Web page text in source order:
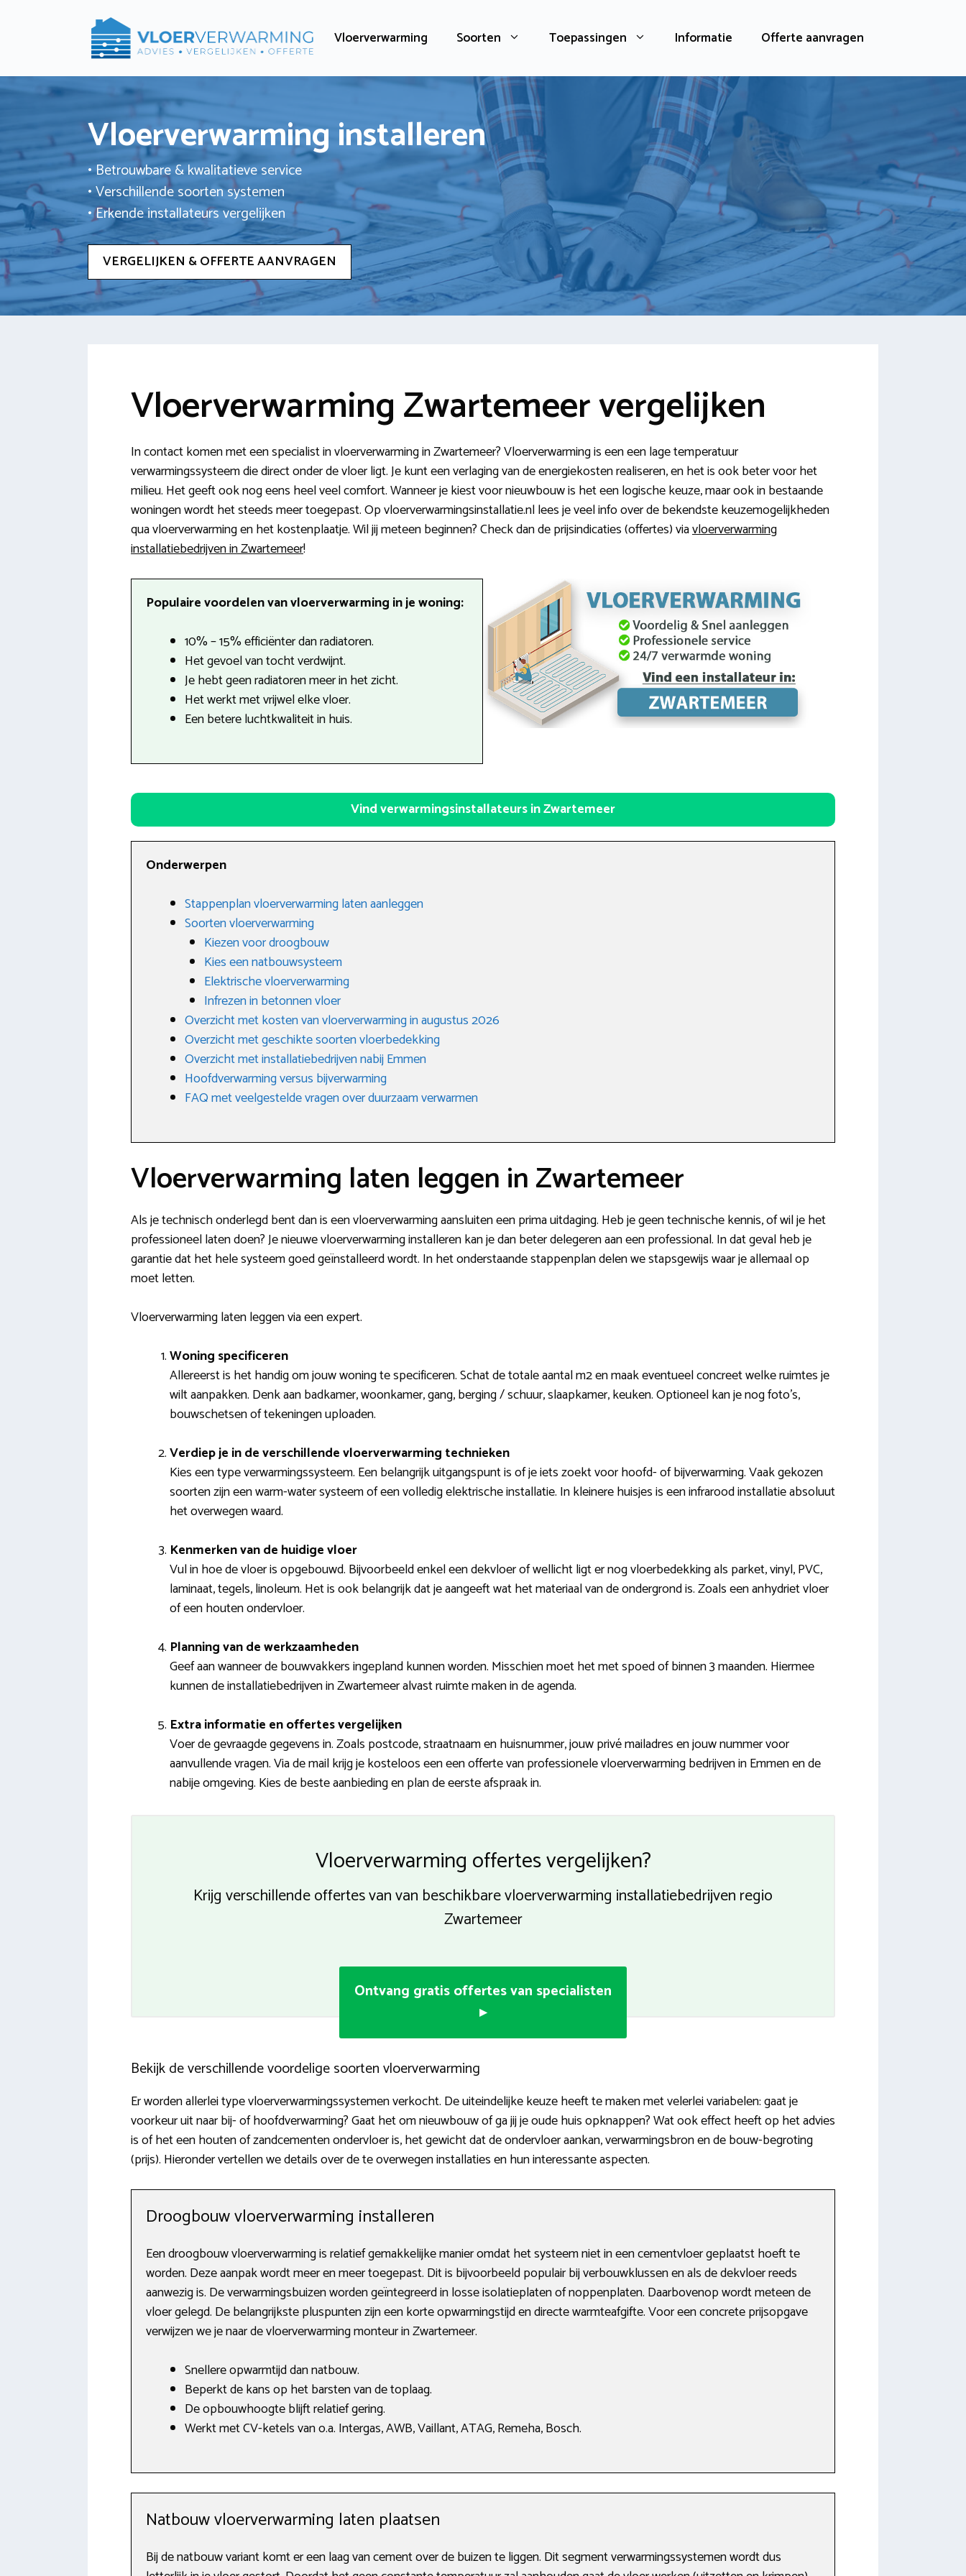
Vloerverwarming Soorten Toepassingen Informatie Offerte aanvragen
Vloerverwarming installeren
• Betrouwbare & kwalitatieve service
• Verschillende soorten systemen
• Erkende installateurs vergelijken
VERGELIJKEN & OFFERTE AANVRAGEN
Vloerverwarming Zwartemeer vergelijken
In contact komen met een specialist in vloerverwarming in Zwartemeer? Vloerverwarming is een een lage temperatuur
verwarmingssysteem die direct onder de vloer ligt. Je kunt een verlaging van de energiekosten realiseren, en het is ook beter voor het
milieu. Het geeft ook nog eens heel veel comfort. Wanneer je kiest voor nieuwbouw is het een logische keuze, maar ook in bestaande
woningen wordt het steeds meer toegepast. Op vloerverwarmingsinstallatie.nl lees je veel info over de bekendste keuzemogelijkheden
qua vloerverwarming en het kostenplaatje. Wil jij meteen beginnen? Check dan de prijsindicaties (offertes) viavloerverwarming
installatiebedrijven in Zwartemeer!
Populaire voordelen van vloerverwarming in je woning:
10% – 15% efficiënter dan radiatoren.
Het gevoel van tocht verdwijnt.
Je hebt geen radiatoren meer in het zicht.
Het werkt met vrijwel elke vloer.
Een betere luchtkwaliteit in huis.
Vind verwarmingsinstallateurs in Zwartemeer
Onderwerpen
Stappenplan vloerverwarming laten aanleggen
Soorten vloerverwarming
Kiezen voor droogbouw
Kies een natbouwsysteem
Elektrische vloerverwarming
Infrezen in betonnen vloer
Overzicht met kosten van vloerverwarming in augustus 2026
Overzicht met geschikte soorten vloerbedekking
Overzicht met installatiebedrijven nabij Emmen
Hoofdverwarming versus bijverwarming
FAQ met veelgestelde vragen over duurzaam verwarmen
Vloerverwarming laten leggen in Zwartemeer
Als je technisch onderlegd bent dan is een vloerverwarming aansluiten een prima uitdaging. Heb je geen technische kennis, of wil je het
professioneel laten doen? Je nieuwe vloerverwarming installeren kan je dan beter delegeren aan een professional. In dat geval heb je
garantie dat het hele systeem goed geïnstalleerd wordt. In het onderstaande stappenplan delen we stapsgewijs waar je allemaal op
moet letten.
Vloerverwarming laten leggen via een expert.
Woning specificeren
Allereerst is het handig om jouw woning te specificeren. Schat de totale aantal m2 en maak eventueel concreet welke ruimtes je
wilt aanpakken. Denk aan badkamer, woonkamer, gang, berging / schuur, slaapkamer, keuken. Optioneel kan je nog foto’s,
bouwschetsen of tekeningen uploaden.
Verdiep je in de verschillende vloerverwarming technieken
Kies een type verwarmingssysteem. Een belangrijk uitgangspunt is of je iets zoekt voor hoofd- of bijverwarming. Vaak gekozen
soorten zijn een warm-water systeem of een volledig elektrische installatie. In kleinere huisjes is een infrarood installatie absoluut
het overwegen waard.
Kenmerken van de huidige vloer
Vul in hoe de vloer is opgebouwd. Bijvoorbeeld enkel een dekvloer of wellicht ligt er nog vloerbedekking als parket, vinyl, PVC,
laminaat, tegels, linoleum. Het is ook belangrijk dat je aangeeft wat het materiaal van de ondergrond is. Zoals een anhydriet vloer
of een houten ondervloer.
Planning van de werkzaamheden
Geef aan wanneer de bouwvakkers ingepland kunnen worden. Misschien moet het met spoed of binnen 3 maanden. Hiermee
kunnen de installatiebedrijven in Zwartemeer alvast ruimte maken in de agenda.
Extra informatie en offertes vergelijken
Voer de gevraagde gegevens in. Zoals postcode, straatnaam en huisnummer, jouw privé mailadres en jouw nummer voor
aanvullende vragen. Via de mail krijg je kosteloos een een offerte van professionele vloerverwarming bedrijven in Emmen en de
nabije omgeving. Kies de beste aanbieding en plan de eerste afspraak in.
Vloerverwarming offertes vergelijken?
Krijg verschillende offertes van van beschikbare vloerverwarming installatiebedrijven regio
Zwartemeer
Ontvang gratis offertes van specialisten
▸
Bekijk de verschillende voordelige soorten vloerverwarming
Er worden allerlei type vloerverwarmingssystemen verkocht. De uiteindelijke keuze heeft te maken met velerlei variabelen: gaat je
voorkeur uit naar bij- of hoofdverwarming? Gaat het om nieuwbouw of ga jij je oude huis opknappen? Wat ook effect heeft op het advies
is of het een houten of zandcementen ondervloer is, het gewicht dat de ondervloer aankan, verwarmingsbron en de bouw-begroting
(prijs). Hieronder vertellen we details over de te overwegen installaties en hun interessante aspecten.
Droogbouw vloerverwarming installeren
Een droogbouw vloerverwarming is relatief gemakkelijke manier omdat het systeem niet in een cementvloer geplaatst hoeft te
worden. Deze aanpak wordt meer en meer toegepast. Dit is bijvoorbeeld populair bij verbouwklussen en als de dekvloer reeds
aanwezig is. De verwarmingsbuizen worden geïntegreerd in losse isolatieplaten of noppenplaten. Daarbovenop wordt meteen de
vloer gelegd. De belangrijkste pluspunten zijn een korte opwarmingstijd en directe warmteafgifte. Voor een concrete prijsopgave
verwijzen we je naar de vloerverwarming monteur in Zwartemeer.
Snellere opwarmtijd dan natbouw.
Beperkt de kans op het barsten van de toplaag.
De opbouwhoogte blijft relatief gering.
Werkt met CV-ketels van o.a. Intergas, AWB, Vaillant, ATAG, Remeha, Bosch.
Natbouw vloerverwarming laten plaatsen
Bij de natbouw variant komt er een laag van cement over de buizen te liggen. Dit segment verwarmingssystemen wordt dus